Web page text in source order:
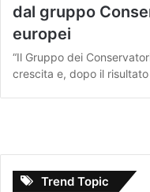
dal gruppo
europei
“Il Gruppo dei
crescita e, dopo il
Trend Topic